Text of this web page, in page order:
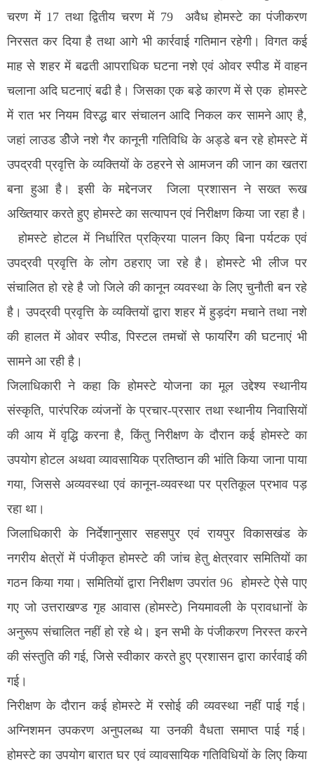
चरण में 17 तथा द्वितीय चरण में 79 अवैध होमस्टे का पंजीकरण
निरसत कर दिया है तथा आगे भी कार्रवाई गतिमान रहेगी। विगत कई
माह से शहर में बढती आपराधिक घटना नशे एवं ओवर स्पीड में वाहन
चलाना अदि घटनाएं बढी है। जिसका एक बडे़ कारण में से एक होमस्टे
में रात भर नियम विस्द्ध बार संचालन आदि निकल कर सामने आए है,
जहां लाउड डीेजे नशे गैर कानूनी गतिविधि के अड्डे बन रहे होमस्टे में
उपद्रवी प्रवृत्ति के व्यक्तियों के ठहरने से आमजन की जान का खतरा
बना हुआ है। इसी के मद्देनजर जिला प्रशासन ने सख्त रूख
अख्तियार करते हुए होमस्टे का सत्यापन एवं निरीक्षण किया जा रहा है।
होमस्टे होटल में निर्धारित प्रक्रिया पालन किए बिना पर्यटक एवं
उपद्रवी प्रवृत्ति के लोग ठहराए जा रहे है। होमस्टे भी लीज पर
संचालित हो रहे है जो जिले की कानून व्यवस्था के लिए चुनौती बन रहे
है। उपद्रवी प्रवृत्ति के व्यक्तियों द्वारा शहर में हुड़दंग मचाने तथा नशे
की हालत में ओवर स्पीड, पिस्टल तमचों से फायरिंग की घटनाएं भी
सामने आ रही है।
जिलाधिकारी ने कहा कि होमस्टे योजना का मूल उद्देश्य स्थानीय
संस्कृति, पारंपरिक व्यंजनों के प्रचार-प्रसार तथा स्थानीय निवासियों
की आय में वृद्धि करना है, किंतु निरीक्षण के दौरान कई होमस्टे का
उपयोग होटल अथवा व्यावसायिक प्रतिष्ठान की भांति किया जाना पाया
गया, जिससे अव्यवस्था एवं कानून-व्यवस्था पर प्रतिकूल प्रभाव पड़
रहा था।
जिलाधिकारी के निर्देशानुसार सहसपुर एवं रायपुर विकासखंड के
नगरीय क्षेत्रों में पंजीकृत होमस्टे की जांच हेतु क्षेत्रवार समितियों का
गठन किया गया। समितियों द्वारा निरीक्षण उपरांत 96 होमस्टे ऐसे पाए
गए जो उत्तराखण्ड गृह आवास (होमस्टे) नियमावली के प्रावधानों के
अनुरूप संचालित नहीं हो रहे थे। इन सभी के पंजीकरण निरस्त करने
की संस्तुति की गई, जिसे स्वीकार करते हुए प्रशासन द्वारा कार्रवाई की
गई।
निरीक्षण के दौरान कई होमस्टे में रसोई की व्यवस्था नहीं पाई गई।
अग्निशमन उपकरण अनुपलब्ध या उनकी वैधता समाप्त पाई गई।
होमस्टे का उपयोग बारात घर एवं व्यावसायिक गतिविधियों के लिए किया